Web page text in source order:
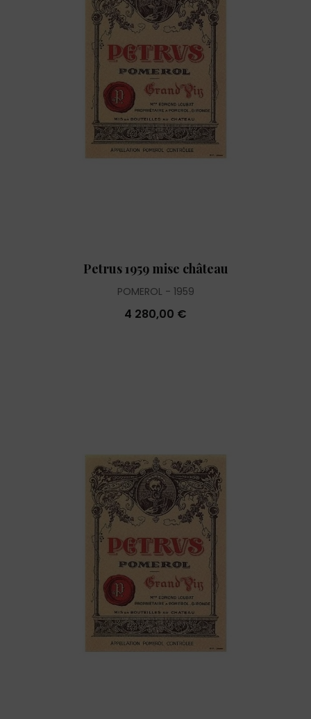
Petrus 1959 mise château
POMEROL 1959
4 280,00 €